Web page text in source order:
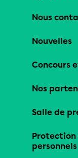
Nous
Nouvelles
Concours
Nos
Salle de
Protection
personnels